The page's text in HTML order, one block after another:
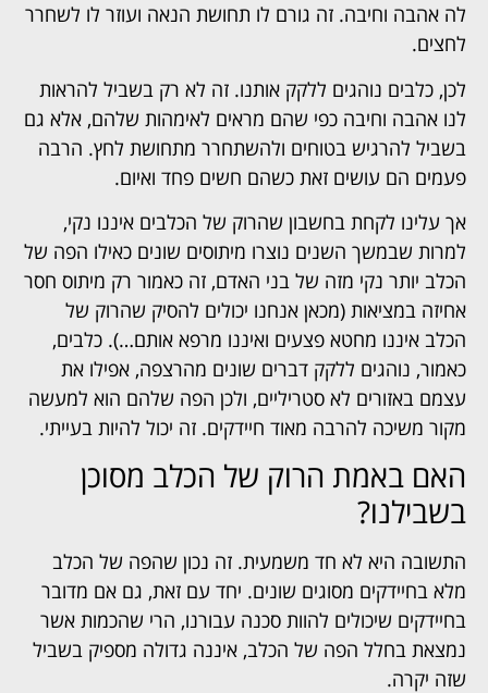
לה אהבה וחיבה. זה גורם לו תחושת הנאה ועוזר לו לשחרר
לחצים.
לכן, כלבים נוהגים ללקק אותנו. זה לא רק בשביל להראות
לנו אהבה וחיבה כפי שהם מראים לאימהות שלהם, אלא גם
בשביל להרגיש בטוחים ולהשתחרר מתחושת לחץ. הרבה
פעמים הם עושים זאת כשהם חשים פחד ואיום.
אך עלינו לקחת בחשבון שהרוק של הכלבים איננו נקי,
למרות שבמשך השנים נוצרו מיתוסים שונים כאילו הפה של
הכלב יותר נקי מזה של בני האדם, זה כאמור רק מיתוס חסר
אחיזה במציאות (מכאן אנחנו יכולים להסיק שהרוק של
הכלב איננו מחטא פצעים ואיננו מרפא אותם…). כלבים,
כאמור, נוהגים ללקק דברים שונים מהרצפה, אפילו את
עצמם באזורים לא סטריליים, ולכן הפה שלהם הוא למעשה
מקור משיכה להרבה מאוד חיידקים. זה יכול להיות בעייתי.
האם באמת הרוק של הכלב מסוכן
בשבילנו?
התשובה היא לא חד משמעית. זה נכון שהפה של הכלב
מלא בחיידקים מסוגים שונים. יחד עם זאת, גם אם מדובר
בחיידקים שיכולים להוות סכנה עבורנו, הרי שהכמות אשר
נמצאת בחלל הפה של הכלב, איננה גדולה מספיק בשביל
שזה יקרה.